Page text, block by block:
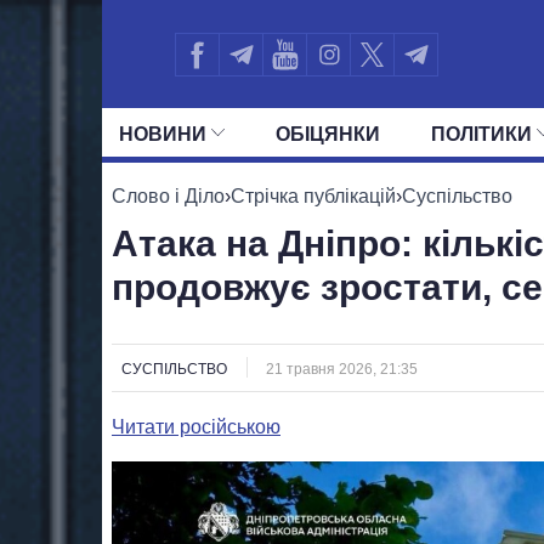
НОВИНИ ОБIЦЯНКИ ПОЛIТИКИ
УСІ ПОЛІТИКИ ПРЕЗИДЕНТ І ОФІС
Слово і Діло›Стрічка публікацій›Суспільство
Атака на Дніпро:
продовжує зростати,
СУСПІЛЬСТВО 21 травня 2026, 21:35
Читати російською